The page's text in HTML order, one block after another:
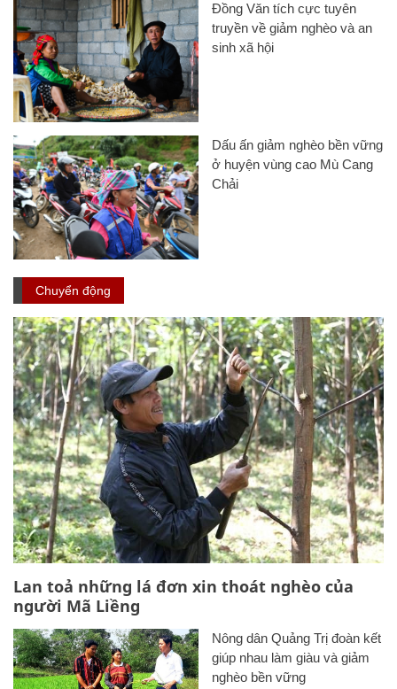
Đồng Văn tích cực tuyên
truyền về giảm nghèo và an
sinh xã hội
Dấu ấn giảm nghèo bền vững
ở huyện vùng cao Mù Cang
Chải
Chuyển động
Lan toả những lá đơn xin thoát nghèo của
người Mã Liềng
Nông dân Quảng Trị đoàn kết
giúp nhau làm giàu và giảm
nghèo bền vững